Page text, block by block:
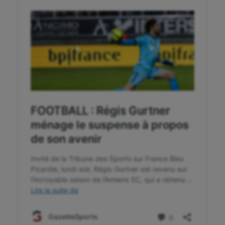
Korfbal
Longue paume
Moto
Natation
Natation artistique
Omnisports
Outdoor
Parkour
Patinage artistique
Pétanque